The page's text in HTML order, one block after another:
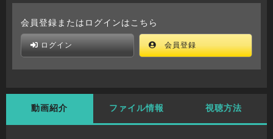
会員登録またはログインはこちら
ログイン 会員登録
動画紹介 ファイル情報 視聴方法